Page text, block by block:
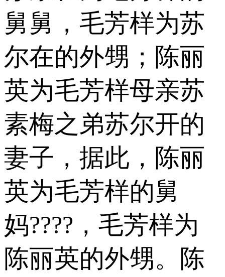
舅舅，毛芳样为苏
尔在的外甥；陈丽
英为毛芳样母亲苏
素梅之弟苏尔开的
妻子，据此，陈丽
英为毛芳样的舅
妈????，毛芳样为
陈丽英的外甥。陈